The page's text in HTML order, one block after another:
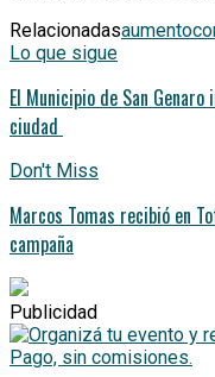
Relacionadasaumento
Lo que sigue
El Municipio de San
ciudad
Don't Miss
Marcos Tomas recibió en
campaña
Publicidad